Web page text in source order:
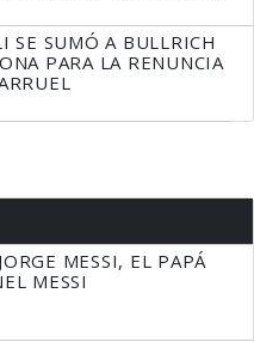
SE SUMÓ A BULLRICH
PARA LA RENUNCIA
MESSI, EL PAPÁ
MESSI